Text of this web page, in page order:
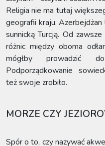
Religia nie ma tutaj
geografii kraju.
sunnicką Turcją. Od
różnic między oboma
mógłby prowadzić
Podporządkowanie
też swoje zrobiło.
MORZE CZY
Spór o to, czy nazywać